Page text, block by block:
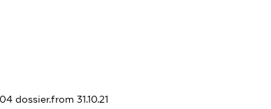
dossier.from 31.10.21